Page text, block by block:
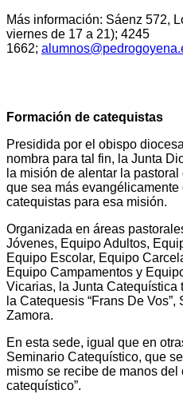
Más información: Sáenz 572,
viernes de 17 a 21); 4245
1662;
Formación de catequistas
Presidida por el obispo
nombra para tal fin, la Junta
la misión de alentar la
que sea más evangélicamente
catequistas para esa misión.
Organizada en áreas
Jóvenes, Equipo Adultos,
Equipo Escolar, Equipo
Equipo Campamentos y
Vicarias, la Junta Catequística
la Catequesis “Frans De
Zamora.
En esta sede, igual que en
Seminario Catequístico, que
mismo se recibe de manos del
catequístico”.